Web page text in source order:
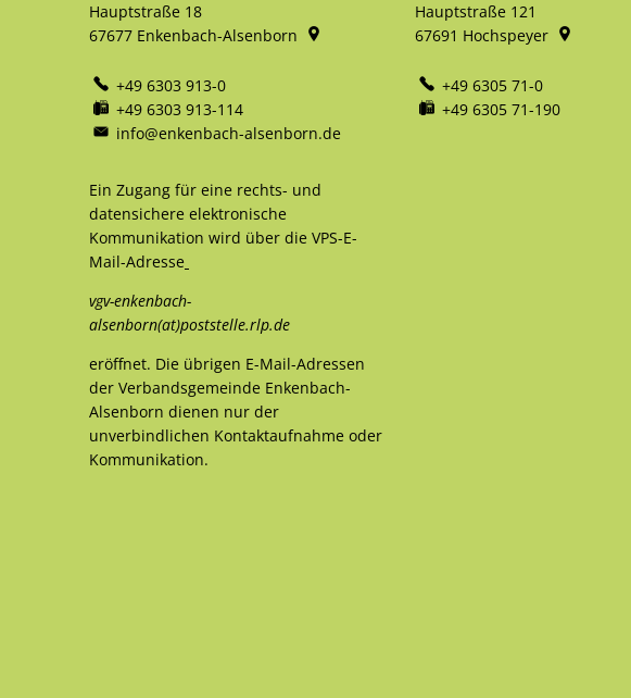
Hauptstraße 18
67677 Enkenbach-Alsenborn
+49 6303 913-0
+49 6303 913-114
info@enkenbach-alsenborn.de
Ein Zugang für eine rechts- und
datensichere elektronische
Kommunikation wird über die VPS-E-
Mail-Adresse
vgv-enkenbach-
alsenborn(at)poststelle.rlp.de
eröffnet. Die übrigen E-Mail-Adressen
der Verbandsgemeinde Enkenbach-
Alsenborn dienen nur der
unverbindlichen Kontaktaufnahme oder
Kommunikation.
Hauptstraße 121
67691 Hochspeyer
+49 6305 71-0
+49 6305 71-190